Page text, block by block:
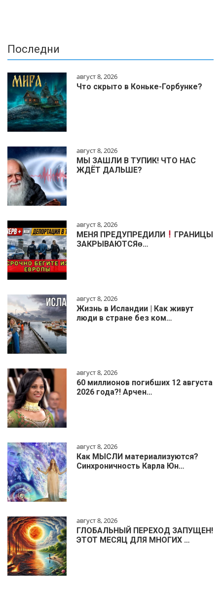
Последни
август 8, 2026
Что скрыто в Коньке-Горбунке?
август 8, 2026
МЫ ЗАШЛИ В ТУПИК! ЧТО НАС
ЖДЁТ ДАЛЬШЕ?
август 8, 2026
МЕНЯ ПРЕДУПРЕДИЛИ
ГРАНИЦЫ
ЗАКРЫВАЮТСЯɵ…
август 8, 2026
Жизнь в Исландии | Как живут
люди в стране без ком…
август 8, 2026
60 миллионов погибших 12 августа
2026 года?! Арчен…
август 8, 2026
Как МЫСЛИ материализуются?
Синхроничность Карла Юн…
август 8, 2026
ГЛОБАЛЬНЫЙ ПЕРЕХОД ЗАПУЩЕН!
ЭТОТ МЕСЯЦ ДЛЯ МНОГИХ …